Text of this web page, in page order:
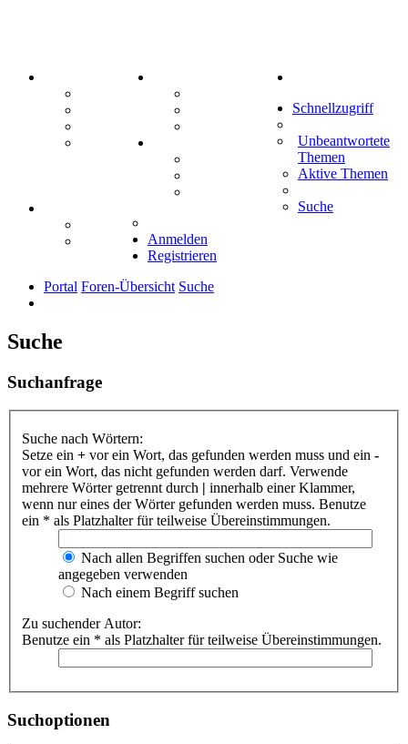
Mastodon
Treffenübersicht
Zitatesammlung
Schiffe versenken
Tipprunde
Comunio
Schnellzugriff
Unbeantwortete
Themen
Aktive Themen
Suche
Anmelden
Registrieren
Portal Foren-Übersicht Suche
Suche
Suchanfrage
Suche nach Wörtern:
Setze ein + vor ein Wort, das gefunden werden muss und ein -
vor ein Wort, das nicht gefunden werden darf. Verwende
mehrere Wörter getrennt durch | innerhalb einer Klammer,
wenn nur eines der Wörter gefunden werden muss. Benutze
ein * als Platzhalter für teilweise Übereinstimmungen.
Nach allen Begriffen suchen oder Suche wie
angegeben verwenden
Nach einem Begriff suchen
Zu suchender Autor:
Benutze ein * als Platzhalter für teilweise Übereinstimmungen.
Suchoptionen